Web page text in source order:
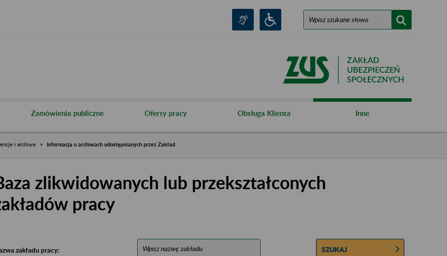
Zamówienia publiczne Oferty pracy Obsługa Klienta Inne
i archiwa Informacja o archiwach udostępnianych przez Zakład
zlikwidowanych lub przekształconych
pracy
zakładu pracy: SZUKAJ